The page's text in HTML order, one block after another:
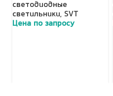
светодиодные
светильники, SVT
Цена по запросу